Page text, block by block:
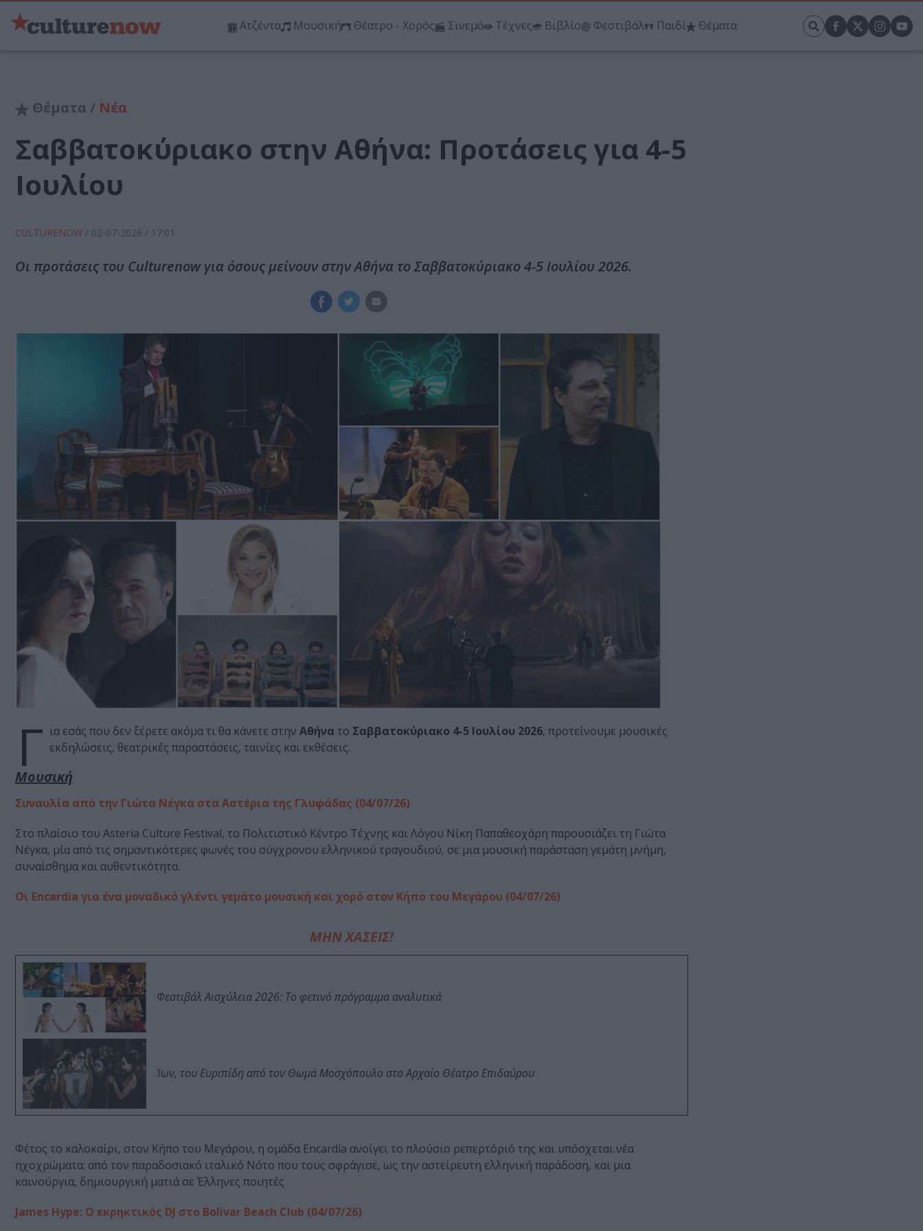
Ατζέντα Μουσική Θέατρο - Χορός Σινεμά Τέχνες Βιβλίο Φεστιβάλ Παιδί Θέματα
Θέματα / Νέα
Σαββατοκύριακο στην Αθήνα: Προτάσεις για 4-5
Ιουλίου
CULTURENOW / 02-07-2026 / 17:01
Οι προτάσεις του Culturenow για όσους μείνουν στην Αθήνα το Σαββατοκύριακο 4-5 Ιουλίου 2026.
Γ ια εσάς που δεν ξέρετε ακόμα τι θα κάνετε στην Αθήνα το Σαββατοκύριακο 4-5 Ιουλίου 2026, προτείνουμε μουσικές
εκδηλώσεις, θεατρικές παραστάσεις, ταινίες και εκθέσεις.
Μουσική
Συναυλία από την Γιώτα Νέγκα στα Αστέρια της Γλυφάδας (04/07/26)
Στο πλαίσιο του Asteria Culture Festival, το Πολιτιστικό Κέντρο Τέχνης και Λόγου Νίκη Παπαθεοχάρη παρουσιάζει τη Γιώτα
Νέγκα, μία από τις σημαντικότερες φωνές του σύγχρονου ελληνικού τραγουδιού, σε μια μουσική παράσταση γεμάτη μνήμη,
συναίσθημα και αυθεντικότητα.
Οι Encardia για ένα μοναδικό γλέντι γεμάτο μουσική και χορό στον Κήπο του Μεγάρου (04/07/26)
ΜΗΝ ΧΑΣΕΙΣ!
Φεστιβάλ Αισχύλεια 2026: Το φετινό πρόγραμμα αναλυτικά
Ίων, του Ευριπίδη από τον Θωμά Μοσχόπουλο στο Αρχαίο Θέατρο Επιδαύρου
Φέτος το καλοκαίρι, στον Κήπο του Μεγάρου, η ομάδα Encardia ανοίγει το πλούσιο ρεπερτόριό της και υπόσχεται νέα
ηχοχρώματα: από τον παραδοσιακό ιταλικό Νότο που τους σφράγισε, ως την αστείρευτη ελληνική παράδοση, και μια
καινούργια, δημιουργική ματιά σε Έλληνες ποιητές
James Hype: Ο εκρηκτικός DJ στο Bolivar Beach Club (04/07/26)